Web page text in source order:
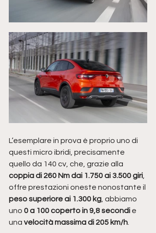
L’esemplare in prova è proprio uno di
questi micro ibridi, precisamente
quello da 140 cv, che, grazie alla
coppia di 260 Nm dai 1.750 ai 3.500 giri
offre prestazioni oneste nonostante il
peso superiore ai 1.300 kg , abbiamo
uno 0 a 100 coperto in 9,8 secondi e
una velocità massima di 205 km/h